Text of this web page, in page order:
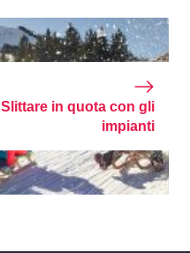
Slittare in quota con gli
impianti